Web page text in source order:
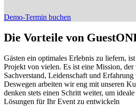
Demo-Termin buchen
Die Vorteile von
Gästen ein optimales Erlebnis zu liefern,
Projekt von vielen. Es ist eine Mission,
Sachverstand, Leidenschaft und Erfahrung
Deswegen arbeiten wir eng mit unseren
denken stets einen Schritt weiter, um ideale
Lösungen für Ihr Event zu entwickeln